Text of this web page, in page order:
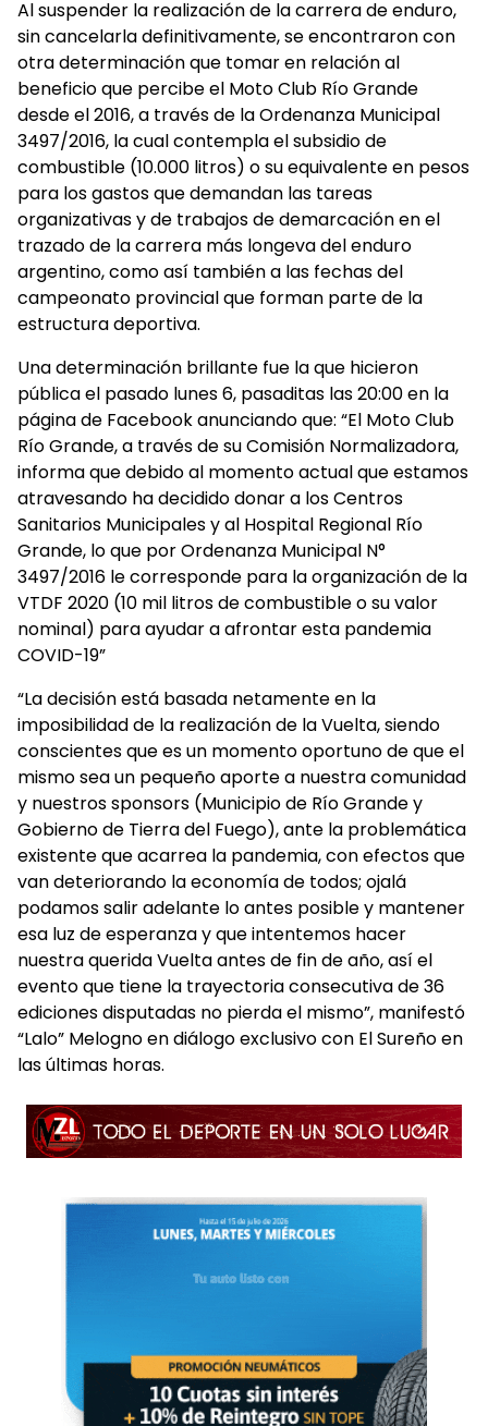
Al suspender la realización de la carrera de enduro,
sin cancelarla definitivamente, se encontraron con
otra determinación que tomar en relación al
beneficio que percibe el Moto Club Río Grande
desde el 2016, a través de la Ordenanza Municipal
3497/2016, la cual contempla el subsidio de
combustible (10.000 litros) o su equivalente en pesos
para los gastos que demandan las tareas
organizativas y de trabajos de demarcación en el
trazado de la carrera más longeva del enduro
argentino, como así también a las fechas del
campeonato provincial que forman parte de la
estructura deportiva.
Una determinación brillante fue la que hicieron
pública el pasado lunes 6, pasaditas las 20:00 en la
página de Facebook anunciando que: “El Moto Club
Río Grande, a través de su Comisión Normalizadora,
informa que debido al momento actual que estamos
atravesando ha decidido donar a los Centros
Sanitarios Municipales y al Hospital Regional Río
Grande, lo que por Ordenanza Municipal N°
3497/2016 le corresponde para la organización de la
VTDF 2020 (10 mil litros de combustible o su valor
nominal) para ayudar a afrontar esta pandemia
COVID-19”
“La decisión está basada netamente en la
imposibilidad de la realización de la Vuelta, siendo
conscientes que es un momento oportuno de que el
mismo sea un pequeño aporte a nuestra comunidad
y nuestros sponsors (Municipio de Río Grande y
Gobierno de Tierra del Fuego), ante la problemática
existente que acarrea la pandemia, con efectos que
van deteriorando la economía de todos; ojalá
podamos salir adelante lo antes posible y mantener
esa luz de esperanza y que intentemos hacer
nuestra querida Vuelta antes de fin de año, así el
evento que tiene la trayectoria consecutiva de 36
ediciones disputadas no pierda el mismo”, manifestó
“Lalo” Melogno en diálogo exclusivo con El Sureño en
las últimas horas.